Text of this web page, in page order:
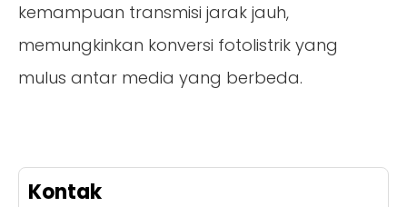
kemampuan transmisi jarak jauh,
memungkinkan konversi fotolistrik yang
mulus antar media yang berbeda.
Kontak